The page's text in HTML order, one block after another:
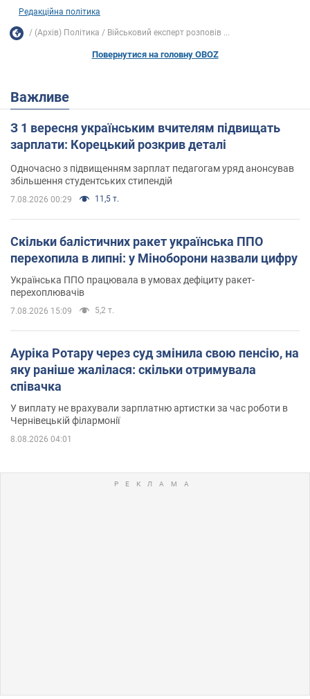
Редакційна політика
(Архів) Політика Військовий експерт розповів ...
Повернутися на головну OBOZ
Важливе
З 1 вересня українським вчителям підвищать
зарплати: Корецький розкрив деталі
Одночасно з підвищенням зарплат педагогам уряд анонсував
збільшення студентських стипендій
7.08.2026 00:29 11,5 т.
Скільки балістичних ракет українська ППО
перехопила в липні: у Міноборони назвали цифру
Українська ППО працювала в умовах дефіциту ракет-
перехоплювачів
7.08.2026 15:09 5,2 т.
Ауріка Ротару через суд змінила свою пенсію, на
яку раніше жалілася: скільки отримувала
співачка
У виплату не врахували зарплатню артистки за час роботи в
Чернівецькій філармонії
8.08.2026 04:01